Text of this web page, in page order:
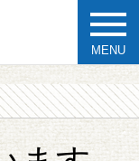
MENU